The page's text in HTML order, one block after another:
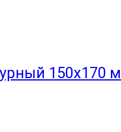
150x170